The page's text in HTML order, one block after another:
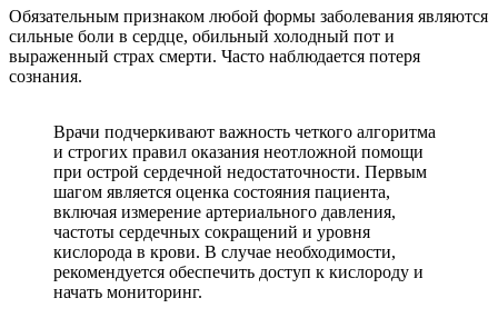
Обязательным признаком любой формы заболевания являются
сильные боли в сердце, обильный холодный пот и
выраженный страх смерти. Часто наблюдается потеря
сознания.
Врачи подчеркивают важность четкого алгоритма
и строгих правил оказания неотложной помощи
при острой сердечной недостаточности. Первым
шагом является оценка состояния пациента,
включая измерение артериального давления,
частоты сердечных сокращений и уровня
кислорода в крови. В случае необходимости,
рекомендуется обеспечить доступ к кислороду и
начать мониторинг.